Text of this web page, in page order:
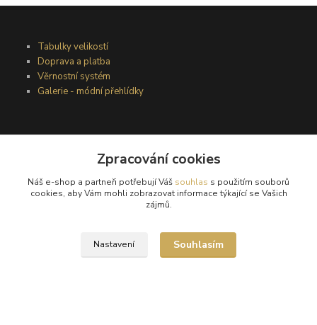
Tabulky velikostí
Doprava a platba
Věrnostní systém
Galerie - módní přehlídky
Obchodní podmínky
Ochrana osobních údajů
Kontakty
Reklamační řád
Zpracování cookies
Náš e-shop a partneři potřebují Váš souhlas s použitím souborů
cookies, aby Vám mohli zobrazovat informace týkající se Vašich
zájmů.
Nastavení Souhlasím